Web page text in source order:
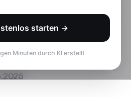
starten →
Minuten durch KI erstellt
Daten in
& Umfrage